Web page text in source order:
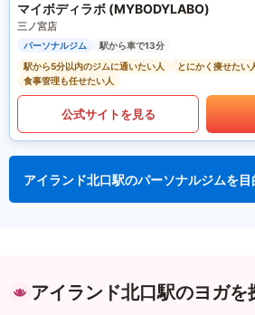
マイボディラボ (MYBODYLABO)
三ノ宮店
パーソナルジム
駅から車で13分
駅から5分以内のジムに通いたい人
とにかく痩せたい
食事管理も任せたい人
公式サイトを見る
アイランド北口駅のパーソナルジムを
アイランド北口駅のヨガを